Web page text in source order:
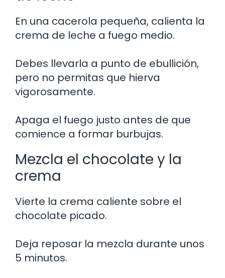
En una cacerola pequeña, calienta la
crema de leche a fuego medio.
Debes llevarla a punto de ebullición,
pero no permitas que hierva
vigorosamente.
Apaga el fuego justo antes de que
comience a formar burbujas.
Mezcla el chocolate y la
crema
Vierte la crema caliente sobre el
chocolate picado.
Deja reposar la mezcla durante unos
5 minutos.